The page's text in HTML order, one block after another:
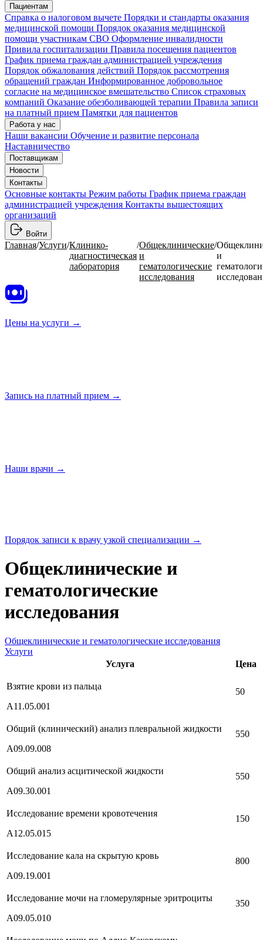
Пациентам
Справка о налоговом вычете Порядки и стандарты оказания
медицинской помощи Порядок оказания медицинской
помощи участникам СВО Оформление инвалидности
Привила госпитализации Правила посещения пациентов
График приема граждан администрацией учреждения
Порядок обжалования действий Порядок рассмотрения
обращений граждан Информированное добровольное
согласие на медицинское вмешательство Список страховых
компаний Оказание обезболивающей терапии Правила записи
на платный прием Памятки для пациентов
Работа у нас
Наши вакансии Обучение и развитие персонала
Наставничество
Поставщикам
Новости
Контакты
Основные контакты Режим работы График приема граждан
администрацией учреждения Контакты вышестоящих
организаций
Войти
Главная/Услуги/Клинико-
диагностическая
лаборатория
/Общеклинические
и
гематологические
исследования
/
и
Цены на услуги →
Запись на платный прием →
Наши врачи →
Порядок записи к врачу узкой специализации →
Общеклинические и
гематологические
исследования
Общеклинические и гематологические исследования
Услуги
Услуга
Цена
Взятие крови из пальца
A11.05.001
50
Общий (клинический) анализ плевральной жидкости
А09.09.008
550
Общий анализ асцитической жидкости
А09.30.001
550
Исследование времени кровотечения
А12.05.015
150
Исследование кала на скрытую кровь
A09.19.001
800
Исследование мочи на гломерулярные эритроциты
А09.05.010
350